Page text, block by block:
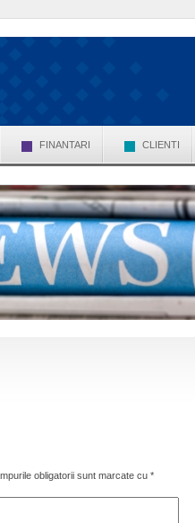
FINANTARI CLIENTI
obligatorii sunt marcate cu *